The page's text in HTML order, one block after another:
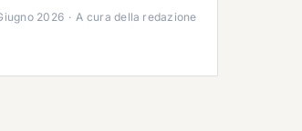
2026 · A cura della redazione